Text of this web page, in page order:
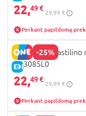
22,49 €
29,99 €
Perkant papildomą
-25%
E-KAINA
PLAY DOH
G23085L0
22,49 €
29,99 €
Perkant papildomą